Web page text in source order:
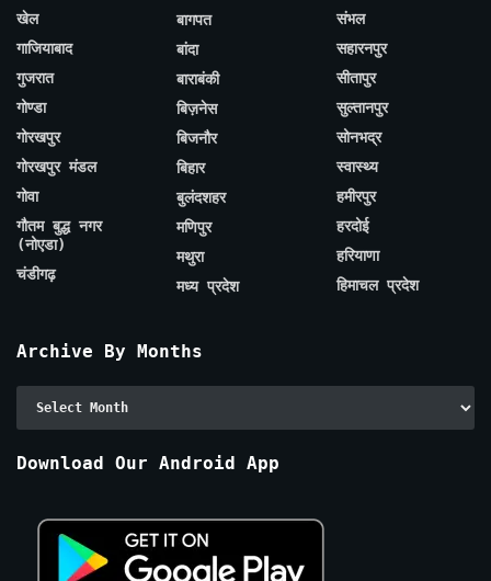
खेल
गाजियाबाद
गुजरात
गोण्डा
गोरखपुर
गोरखपुर मंडल
गोवा
गौतम बुद्ध नगर
(नोएडा)
चंडीगढ़
बागपत
बांदा
बाराबंकी
बिज़नेस
बिजनौर
बिहार
बुलंदशहर
मणिपुर
मथुरा
मध्य प्रदेश
संभल
सहारनपुर
सीतापुर
सुल्तानपुर
सोनभद्र
स्वास्थ्य
हमीरपुर
हरदोई
हरियाणा
हिमाचल प्रदेश
Archive By Months
Download Our Android App